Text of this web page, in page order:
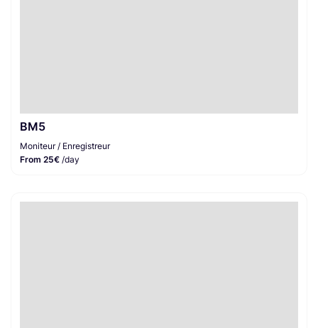
BM5
Moniteur / Enregistreur
From 25€ /day